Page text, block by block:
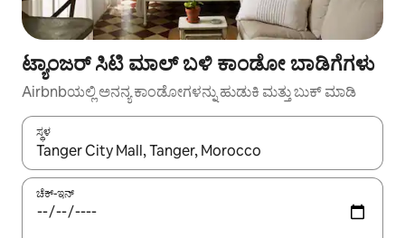
ಟ್ಯಾಂಜರ್ ಸಿಟಿ ಮಾಲ್ ಬಳಿ ಕಾಂಡೋ ಬಾಡಿಗೆಗಳು
Airbnbಯಲ್ಲಿ ಅನನ್ಯ ಕಾಂಡೋಗಳನ್ನು ಹುಡುಕಿ ಮತ್ತು ಬುಕ್ ಮಾಡಿ
ಸ್ಥಳ
ಫಲಿತಾಂಶಗಳು ಲಭ್ಯವಿರುವಾಗ, ಅಪ್ ಮತ್ತು ಡೌನ್ ಬಾಣದ ಕೀಲಿಗಳೊಂದಿಗೆ
ಚೆಕ್-ಇನ್